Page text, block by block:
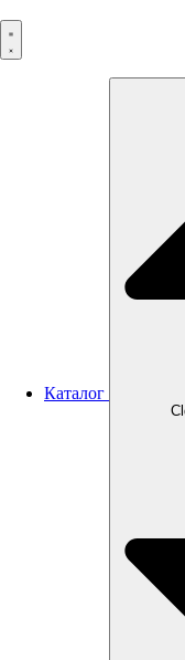
к
содержимому
Каталог